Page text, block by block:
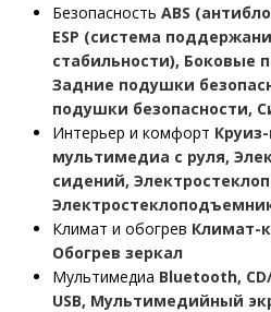
Безопасность ABS
ESP (система
стабильности), Боковые
Задние подушки
подушки безопасности,
Интерьер и комфорт
мультимедиа с руля,
сидений,
Климат и обогрев Климат-
Обогрев зеркал
Мультимедиа Bluetooth,
USB, Мультимедийный